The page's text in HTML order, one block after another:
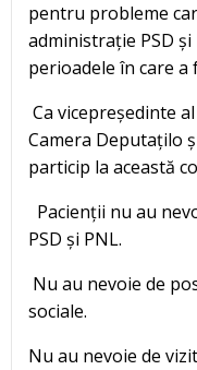
pentru probleme
administrație PSD
perioadele în care
Ca vicepreședinte
Camera Deputațilo
particip la această
Pacienții nu au
PSD și PNL.
Nu au nevoie de
sociale.
Nu au nevoie de